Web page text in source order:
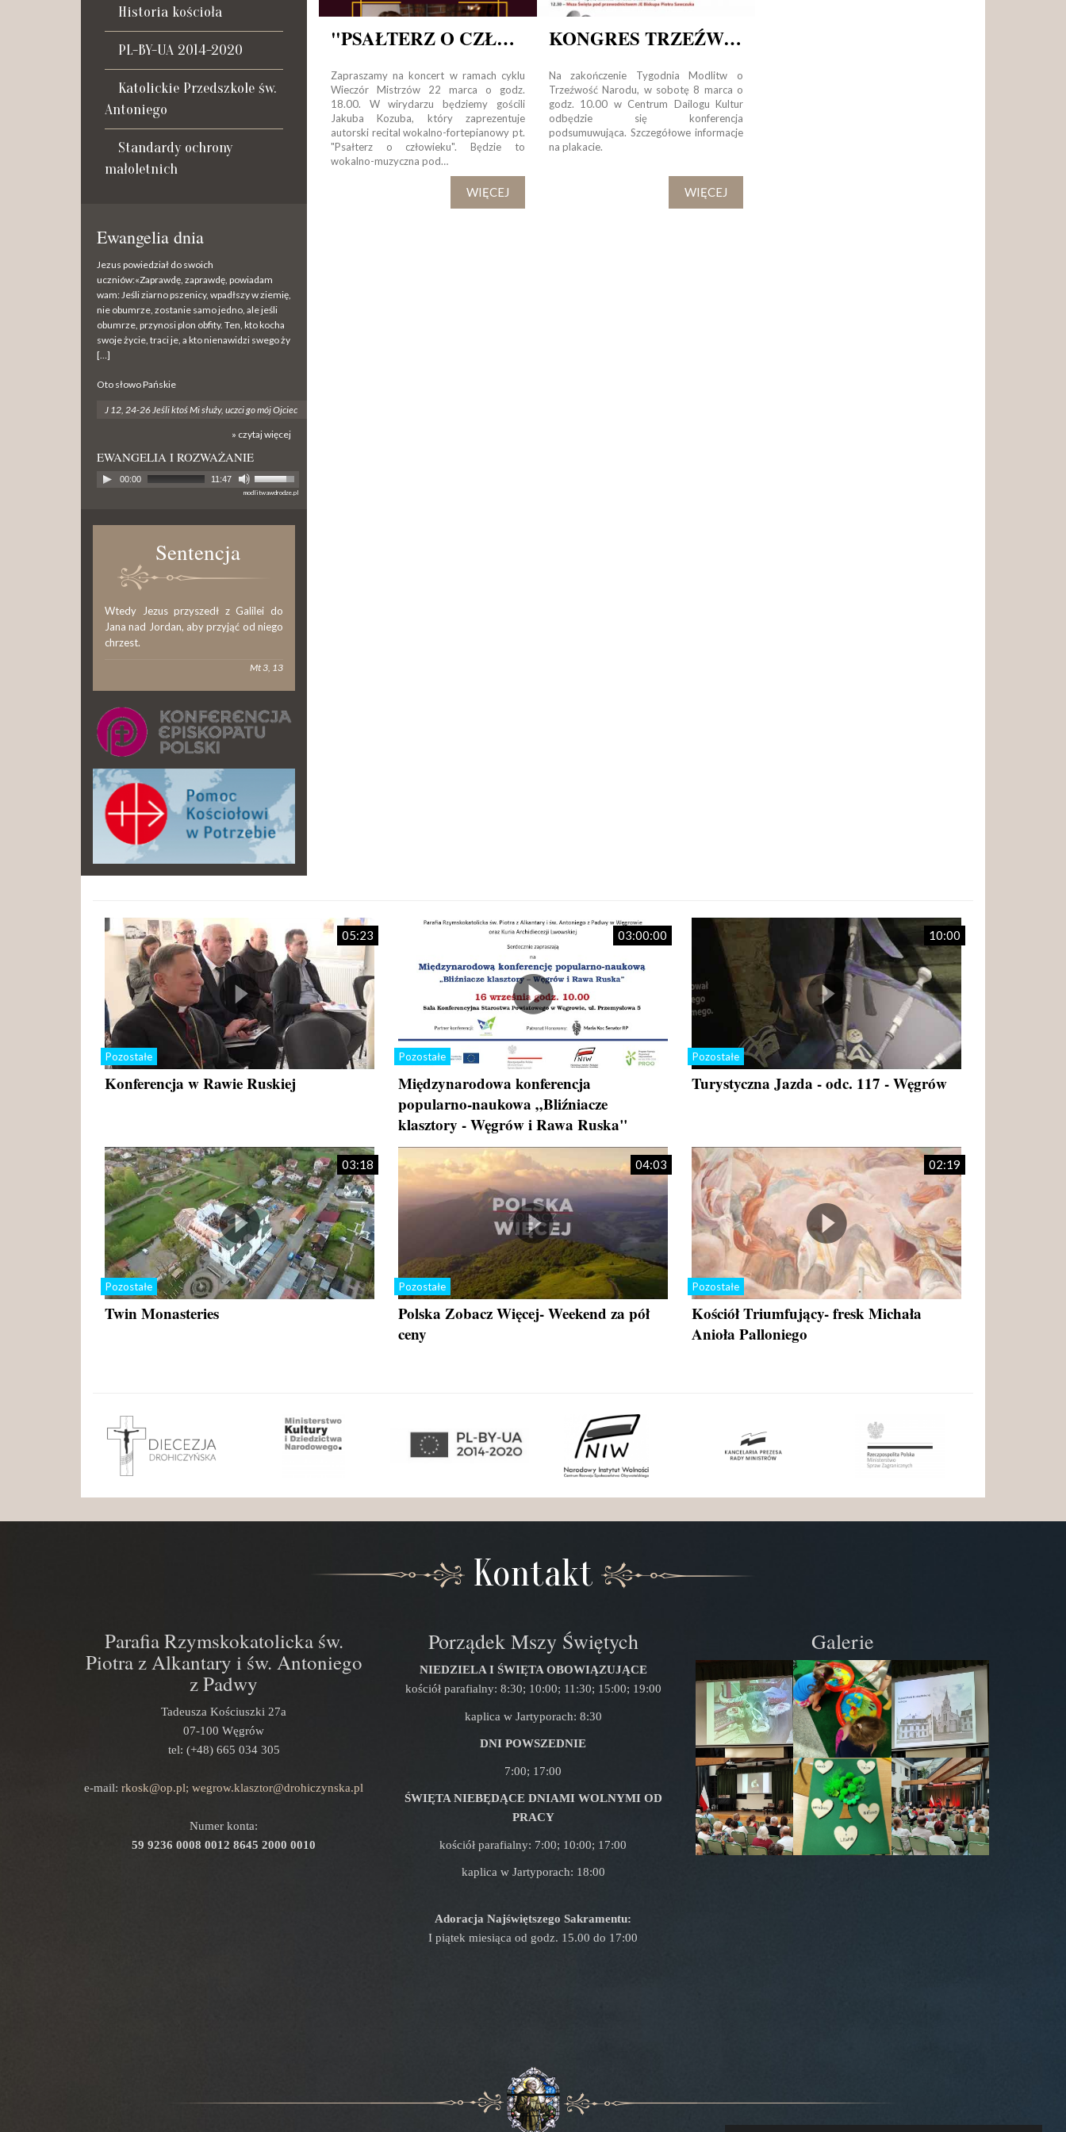
07-100 Węgrów
tel. (+48) 665 034 305
e-mail: rkosk@op.pl; wegrow.klasztor@drohiczynska.pl
Numer konta:
59 9236 0008 0012 8645 2000 0010
Historia kościoła
PL-BY-UA 2014-2020
Katolickie Przedszkole św.
Antoniego
Standardy ochrony
małoletnich
Ewangelia dnia
Jezus powiedział do swoich
uczniów:«Zaprawdę, zaprawdę, powiadam
wam: Jeśli ziarno pszenicy, wpadłszy w ziemię,
nie obumrze, zostanie samo jedno, ale jeśli
obumrze, przynosi plon obfity. Ten, kto kocha
swoje życie, traci je, a kto nienawidzi swego ży
[…]
Oto słowo Pańskie
J 12, 24-26 Jeśli ktoś Mi służy, uczci go mój Ojciec
» czytaj więcej
EWANGELIA I ROZWAŻANIE
00:00 11:47
modlitwawdrodze.pl
Sentencja
Wtedy Jezus przyszedł z Galilei do
Jana nad Jordan, aby przyjąć od niego
chrzest.
Mt 3, 13
"PSAŁTERZ O CZŁOWIEKU" RECITAL WOKALNO-FORTEPIANOWY
Zapraszamy na koncert w ramach cyklu
Wieczór Mistrzów 22 marca o godz.
18.00. W wirydarzu będziemy gościli
Jakuba Kozuba, który zaprezentuje
autorski recital wokalno-fortepianowy pt.
"Psałterz o człowieku". Będzie to
wokalno-muzyczna pod…
WIĘCEJ
KONGRES TRZEŹWOŚCIOWY
Na zakończenie Tygodnia Modlitw o
Trzeźwość Narodu, w sobotę 8 marca o
godz. 10.00 w Centrum Dailogu Kultur
odbędzie się konferencja
podsumuwująca. Szczegółowe informacje
na plakacie.
WIĘCEJ
Pozostałe
05:23
Konferencja w Rawie Ruskiej
Pozostałe
03:00:00
Międzynarodowa konferencja
popularno-naukowa „Bliźniacze
klasztory - Węgrów i Rawa Ruska"
Pozostałe
10:00
Turystyczna Jazda - odc. 117 - Węgrów
Pozostałe
03:18
Twin Monasteries
Pozostałe
04:03
Polska Zobacz Więcej- Weekend za pół
ceny
Pozostałe
02:19
Kościół Triumfujący- fresk Michała
Anioła Palloniego
Kontakt
Parafia Rzymskokatolicka św.
Piotra z Alkantary i św. Antoniego
z Padwy
Tadeusza Kościuszki 27a
07-100 Węgrów
tel: (+48) 665 034 305
e-mail: rkosk@op.pl; wegrow.klasztor@drohiczynska.pl
Numer konta:
59 9236 0008 0012 8645 2000 0010
Porządek Mszy Świętych
NIEDZIELA I ŚWIĘTA OBOWIĄZUJĄCE
kościół parafialny: 8:30; 10:00; 11:30; 15:00; 19:00
kaplica w Jartyporach: 8:30
DNI POWSZEDNIE
7:00; 17:00
ŚWIĘTA NIEBĘDĄCE DNIAMI WOLNYMI OD
PRACY
kościół parafialny: 7:00; 10:00; 17:00
kaplica w Jartyporach: 18:00
Adoracja Najświętszego Sakramentu:
I piątek miesiąca od godz. 15.00 do 17:00
Galerie